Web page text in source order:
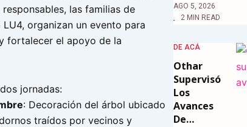
las familias de
organizan un evento para
fortalecer el apoyo de la
jornadas:
: Decoración del árbol ubicado
traídos por vecinos y
AGO 5, 2026
2 MIN READ
DE ACÁ
Othar
Supervisó
Los
Avances
De…